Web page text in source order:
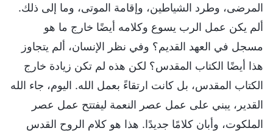
المرضى، وطرد الشياطين، وإقامة الموتى، وما إلى ذلك.
ألم يكن عمل الرب يسوع وكلامه أيضًا خارج ما هو
مسجل في العهد القديم؟ وفي نظر الإنسان، ألم يتجاوز
هذا أيضًا الكتاب المقدس؟ لكن هذه لم تكن زيادة خارج
الكتاب المقدس، بل كانت ارتقاءً بعمل الله. اليوم، جاء الله
القدير، يبني على عمل عصر النعمة ليفتتح عمل عصر
الملكوت، وأبان كلامًا جديدًا. هذا هو كلام الروح القدس